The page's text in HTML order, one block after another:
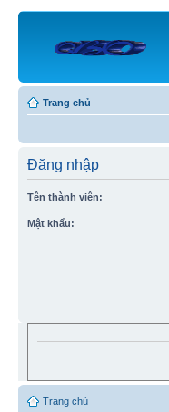
Trang chủ
Đăng nhập
Tên thành viên:
Mật khẩu:
Trang chủ